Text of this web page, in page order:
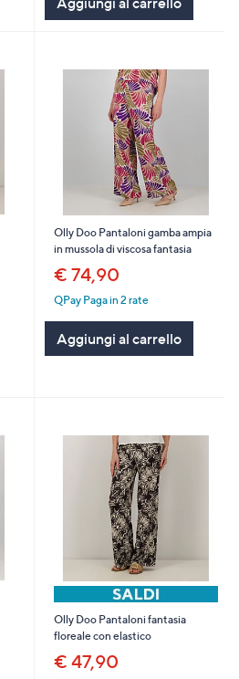
Olly Doo Pantaloni gamba ampia
in mussola di viscosa fantasia
€ 74,90
QPay Paga in 2 rate
Aggiungi al carrello
Olly Doo Pantaloni fantasia
floreale con elastico
€ 47,90